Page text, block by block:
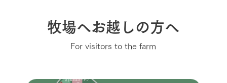
牧場へお越しの方へ
For visitors to the farm